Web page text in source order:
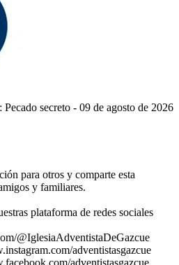
secreto - 09 de agosto de 2026
para otros y comparte esta
y familiares.
plataforma de redes sociales
@IglesiaAdventistaDeGazcue
adventistasgazcue